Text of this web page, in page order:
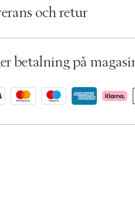
och retur
betalning på